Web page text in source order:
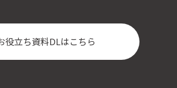
役立ち資料DLはこちら